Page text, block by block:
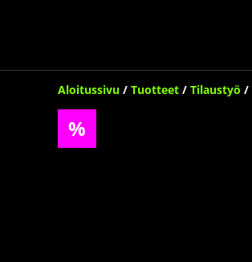
Aloitussivu / Tuotteet / Tilaustyö /
%